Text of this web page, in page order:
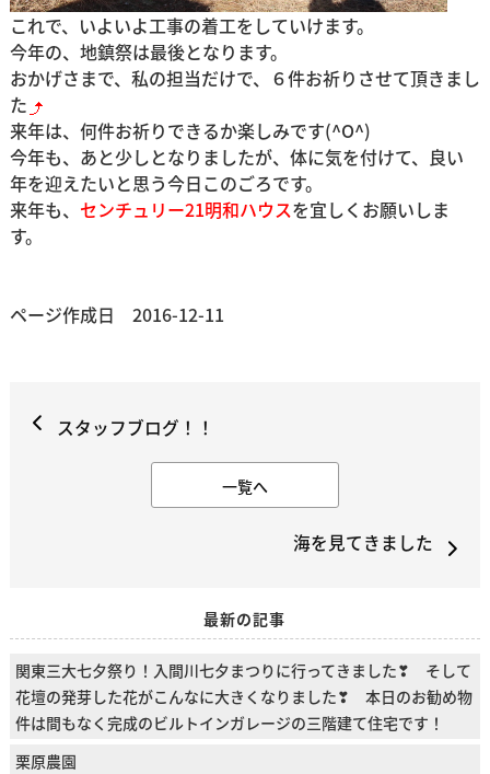
これで、いよいよ工事の着工をしていけます。
今年の、地鎮祭は最後となります。
おかげさまで、私の担当だけで、６件お祈りさせて頂きまし
た
来年は、何件お祈りできるか楽しみです(^O^)
今年も、あと少しとなりましたが、体に気を付けて、良い
年を迎えたいと思う今日このごろです。
来年も、 センチュリー21明和ハウスを宜しくお願いしま
す。
ページ作成日 2016-12-11
スタッフブログ！！
一覧へ
海を見てきました
最新の記事
関東三大七夕祭り！入間川七夕まつりに行ってきました❣ そして
花壇の発芽した花がこんなに大きくなりました❣ 本日のお勧め物
件は間もなく完成のビルトインガレージの三階建て住宅です！
栗原農園